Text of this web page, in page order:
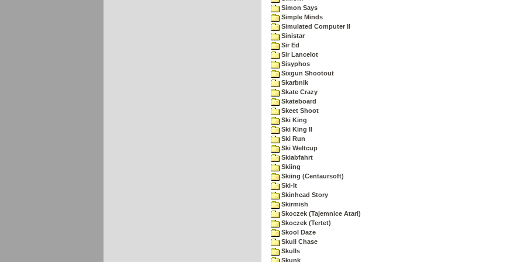
Simon Says
Simple Minds
Simulated Computer II
Sinistar
Sir Ed
Sir Lancelot
Sisyphos
Sixgun Shootout
Skarbnik
Skate Crazy
Skateboard
Skeet Shoot
Ski King
Ski King II
Ski Run
Ski Weltcup
Skiabfahrt
Skiing
Skiing (Centaursoft)
Ski-It
Skinhead Story
Skirmish
Skoczek (Tajemnice Atari)
Skoczek (Tertet)
Skool Daze
Skull Chase
Skulls
Skunk